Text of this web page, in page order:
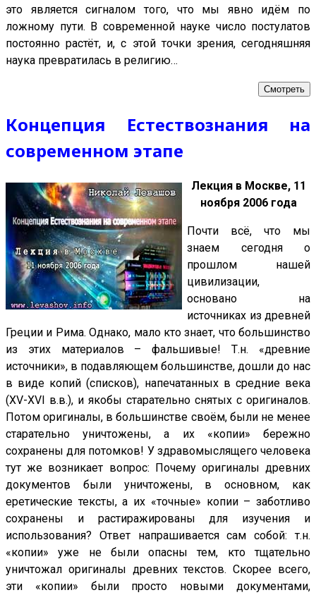
это является сигналом того, что мы явно идём по
ложному пути. В современной науке число постулатов
постоянно растёт, и, с этой точки зрения, сегодняшняя
наука превратилась в религию…
Смотреть
Концепция Естествознания на
современном этапе
Лекция в Москве, 11
ноября 2006 года
Почти всё, что мы
знаем сегодня о
прошлом нашей
цивилизации,
основано на
источниках из древней
Греции и Рима. Однако, мало кто знает, что большинство
из этих материалов – фальшивые! Т.н. «древние
источники», в подавляющем большинстве, дошли до нас
в виде копий (списков), напечатанных в средние века
(XV-XVI в.в.), и якобы старательно снятых с оригиналов.
Потом оригиналы, в большинстве своём, были не менее
старательно уничтожены, а их «копии» бережно
сохранены для потомков! У здравомыслящего человека
тут же возникает вопрос: Почему оригиналы древних
документов были уничтожены, в основном, как
еретические тексты, а их «точные» копии – заботливо
сохранены и растиражированы для изучения и
использования? Ответ напрашивается сам собой: т.н.
«копии» уже не были опасны тем, кто тщательно
уничтожал оригиналы древних текстов. Скорее всего,
эти «копии» были просто новыми документами,